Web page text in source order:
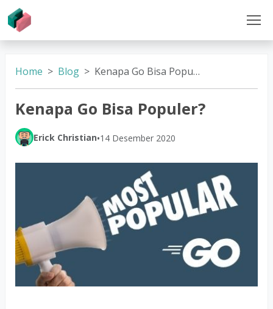
Home Blog Kenapa Go Bisa Populer?
Kenapa Go Bisa Populer?
Erick Christian•14 Desember 2020